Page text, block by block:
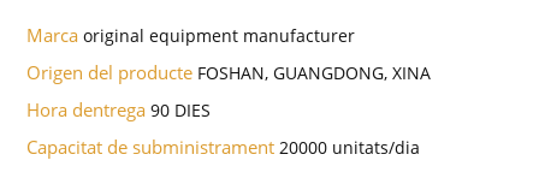
Marcaoriginal equipment manufacturer
Origen del producte FOSHAN, GUANGDONG, XINA
Hora dentrega90 DIES
Capacitat de subministrament 20000 unitats/dia